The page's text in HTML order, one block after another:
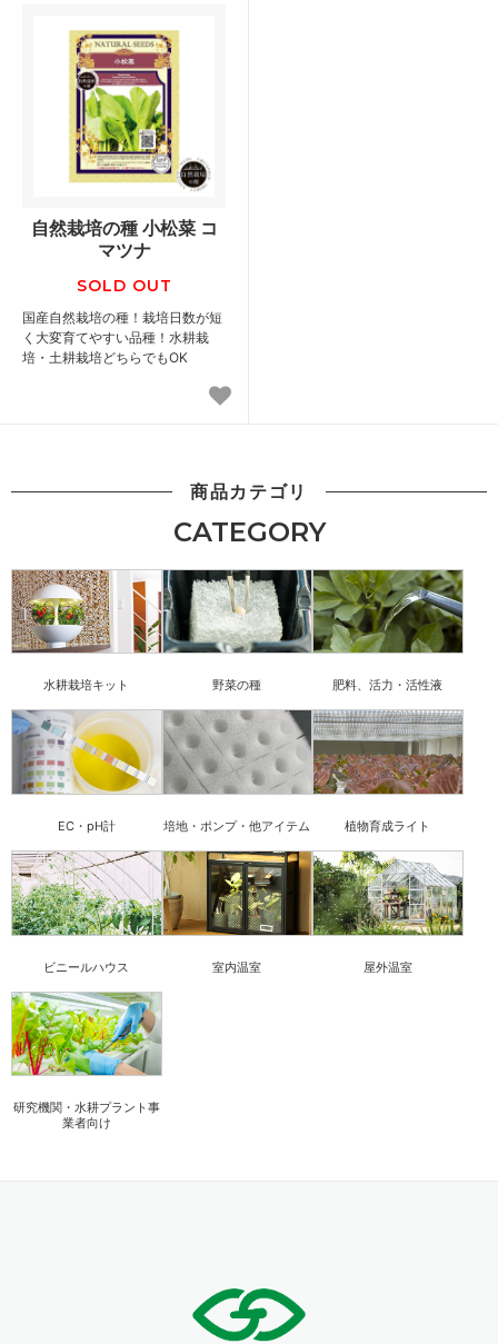
自然栽培の種 小松菜 コ
マツナ
SOLD OUT
国産自然栽培の種！栽培日数が短
く大変育てやすい品種！水耕栽
培・土耕栽培どちらでもOK
商品カテゴリ
CATEGORY
水耕栽培キット 野菜の種 肥料、活力・活性液
EC・pH計 培地・ポンプ・他アイテム 植物育成ライト
ビニールハウス 室内温室 屋外温室
研究機関・水耕プラント事
業者向け